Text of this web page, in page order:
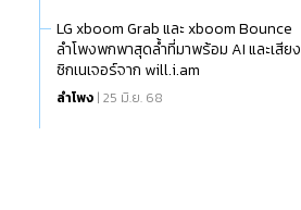
LG xboom Grab และ xboom Bounce
ลำโพงพกพาสุดล้ำที่มาพร้อม AI และเสียง
ซิกเนเจอร์จาก will.i.am
ลำโพง | 25 มิ.ย. 68